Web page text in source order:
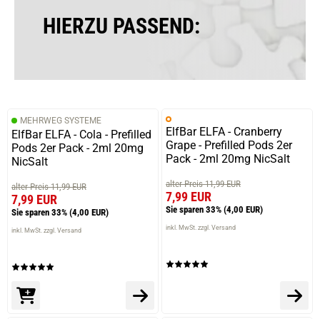
SELIM G.
Die Bewertung erfolgte ohne Abgabe eines Kommentars
18.06.2025 — via
Trustedshops.de
Sandra M.
verifizierter Onlinekauf.
HIERZU PASSEND:
MEHRWEG SYSTEME
ElfBar ELFA - Cola - Prefilled
Pods 2er Pack - 2ml 20mg
NicSalt
alter Preis 11,99 EUR
7,99 EUR
Sie sparen 33% (4,00 EUR)
inkl. MwSt. zzgl. Versand
ElfBar ELFA - Cranberry
Grape - Prefilled Pods 2er
Pack - 2ml 20mg NicSalt
alter Preis 11,99 EUR
7,99 EUR
Sie sparen 33% (4,00 EUR)
inkl. MwSt. zzgl. Versand